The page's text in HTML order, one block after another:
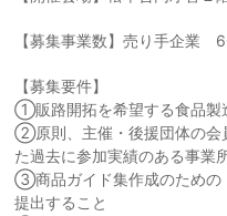
【募集事業数】売り手企業
【募集要件】
①販路開拓を希望する食品製
②原則、主催・後援団体の会
た過去に参加実績のある事業
③商品ガイド集作成のための
提出すること